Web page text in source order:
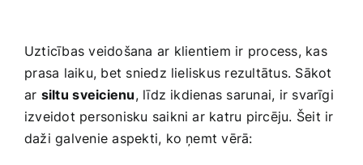
Uzticības veidošana ar⁣ klientiem ir process, kas
⁢prasa laiku,​ bet sniedz lieliskus‌ rezultātus. Sākot
‌ar siltu ⁢sveicienu, līdz ikdienas sarunai, ir svarīgi
izveidot personisku saikni ar katru pircēju. Šeit ‌ir
daži galvenie aspekti, ko ņemt vērā: